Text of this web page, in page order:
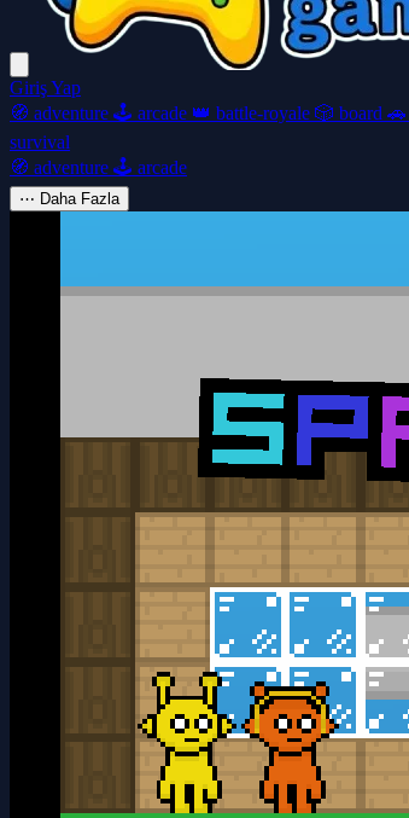
Giriş Yap
🧭 adventure 🕹️ arcade 👑 battle-royale 🎲 board 🚗
survival
🧭 adventure 🕹️ arcade
⋯ Daha Fazla